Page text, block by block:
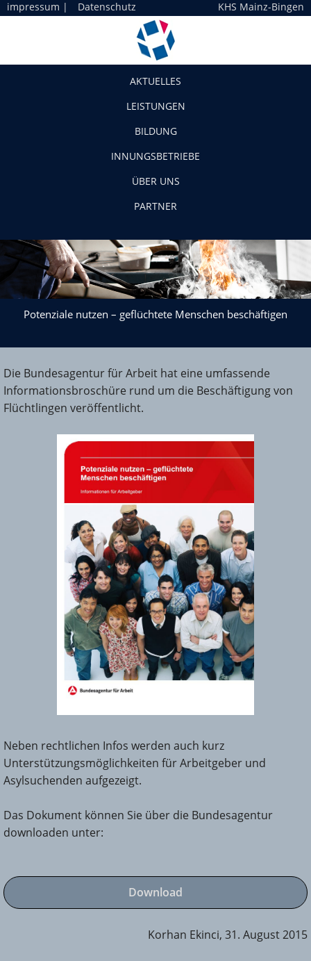
impressum | Datenschutz KHS Mainz-Bingen
AKTUELLES
LEISTUNGEN
BILDUNG
INNUNGSBETRIEBE
ÜBER UNS
PARTNER
Potenziale nutzen – geflüchtete Menschen beschäftigen
Die Bundesagentur für Arbeit hat eine umfassende
Informationsbroschüre rund um die Beschäftigung von
Flüchtlingen veröffentlicht.
Neben rechtlichen Infos werden auch kurz
Unterstützungsmöglichkeiten für Arbeitgeber und
Asylsuchenden aufgezeigt.
Das Dokument können Sie über die Bundesagentur
downloaden unter:
Download
Korhan Ekinci, 31. August 2015